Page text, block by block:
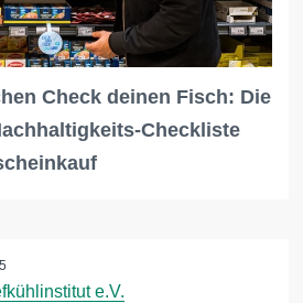
Check deinen Fisch: Die
Checkliste
e.V.